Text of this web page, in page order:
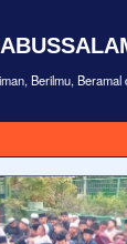
Berilmu, Beramal